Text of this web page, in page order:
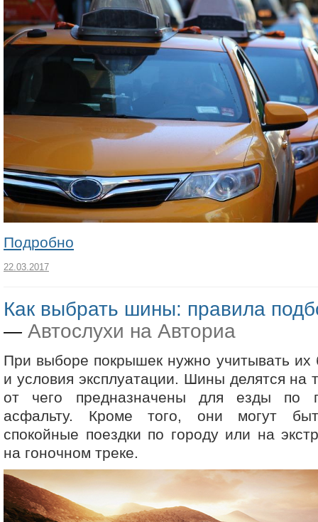
Подробно
22.03.2017
Как выбрать шины: правила
— Автослухи на Авториа
При выборе покрышек нужно учитывать их
и условия эксплуатации. Шины делятся на
от чего предназначены для езды по
асфальту. Кроме того, они могут
спокойные поездки по городу или на
на гоночном треке.